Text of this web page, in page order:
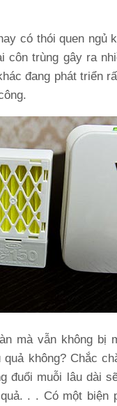
có thói quen ngủ
côn trùng gây ra
đang phát triển
mà vẫn không bị
không? Chắc
đuổi muỗi lâu dài
. . Có một biện